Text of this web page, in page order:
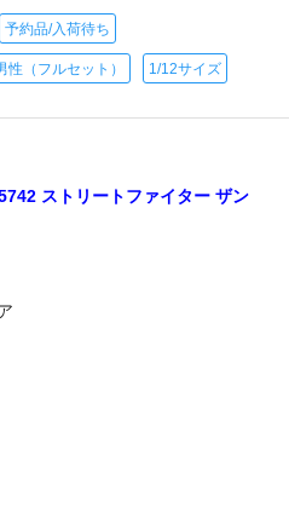
予約品/入荷待ち
性（フルセット） 1/12サイズ
ストリートファイター ザン